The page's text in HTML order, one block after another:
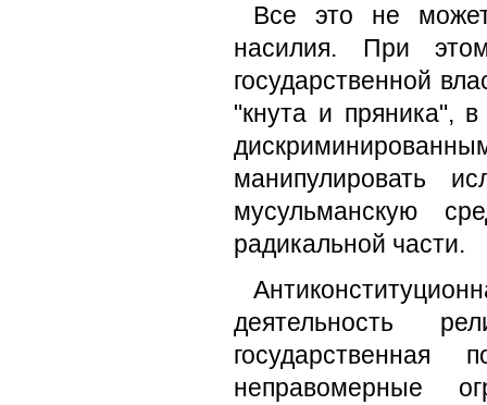
Все это не
насилия. При
государственной
"кнута и пряника",
манипулировать
мусульманскую
радикальной части.
деятельность
неправомерные